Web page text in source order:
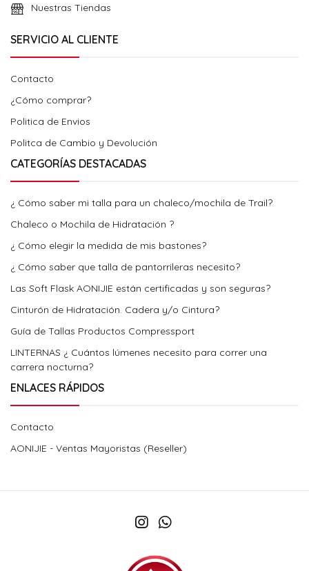
Nuestras Tiendas
SERVICIO AL CLIENTE
Contacto
¿Cómo comprar?
Politica de Envios
Politca de Cambio y Devolución
CATEGORÍAS DESTACADAS
¿ Cómo saber mi talla para un chaleco/mochila de Trail?
Chaleco o Mochila de Hidratación ?
¿ Cómo elegir la medida de mis bastones?
¿ Cómo saber que talla de pantorrileras necesito?
Las Soft Flask AONIJIE están certificadas y son seguras?
Cinturón de Hidratación. Cadera y/o Cintura?
Guía de Tallas Productos Compressport
LINTERNAS ¿ Cuántos lúmenes necesito para correr una
carrera nocturna?
ENLACES RÁPIDOS
Contacto
AONIJIE - Ventas Mayoristas (Reseller)